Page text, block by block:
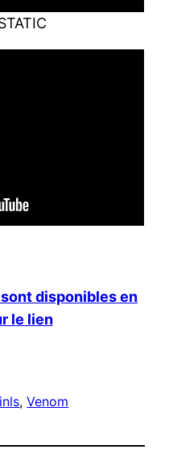
disponibles en
le lien
, Venom